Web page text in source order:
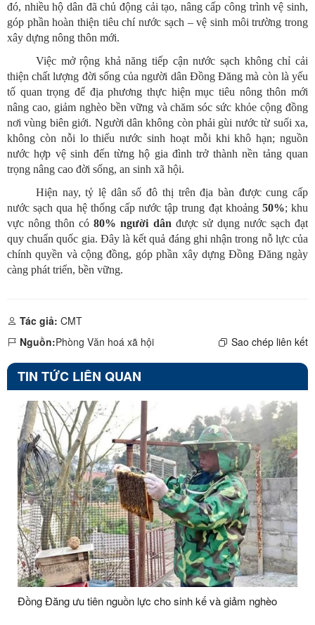
đó, nhiều hộ dân đã chủ động cải tạo, nâng cấp công trình vệ sinh,
góp phần hoàn thiện tiêu chí nước sạch – vệ sinh môi trường trong
xây dựng nông thôn mới.
Việc mở rộng khả năng tiếp cận nước sạch không chỉ cải
thiện chất lượng đời sống của người dân Đồng Đăng mà còn là yếu
tố quan trọng để địa phương thực hiện mục tiêu nông thôn mới
nâng cao, giảm nghèo bền vững và chăm sóc sức khỏe cộng đồng
nơi vùng biên giới. Người dân không còn phải gùi nước từ suối xa,
không còn nỗi lo thiếu nước sinh hoạt mỗi khi khô hạn; nguồn
nước hợp vệ sinh đến từng hộ gia đình trở thành nền tảng quan
trọng nâng cao đời sống, an sinh xã hội.
Hiện nay, tỷ lệ dân số đô thị trên địa bàn được cung cấp
nước sạch qua hệ thống cấp nước tập trung đạt khoảng 50%; khu
vực nông thôn có80% người dânđược sử dụng nước sạch đạt
quy chuẩn quốc gia. Đây là kết quả đáng ghi nhận trong nỗ lực của
chính quyền và cộng đồng, góp phần xây dựng Đồng Đăng ngày
càng phát triển, bền vững.
Tác giả: CMT
Nguồn:Phòng Văn hoá xã hội Sao chép liên kết
TIN TỨC LIÊN QUAN
Đồng Đăng ưu tiên nguồn lực cho sinh kế và giảm nghèo